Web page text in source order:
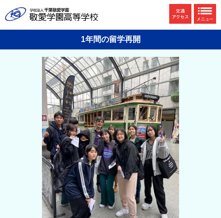
1年間の留学再開